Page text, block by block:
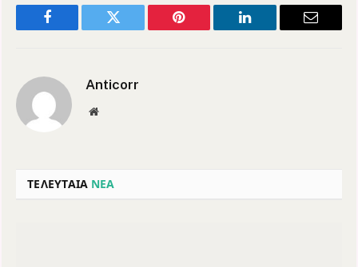
Facebook Twitter Pinterest LinkedIn Email
Anticorr
Website
ΤΕΛΕΥΤΑΙΑ ΝΕΑ